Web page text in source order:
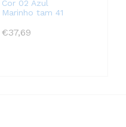
Cor 02 Azul
Marinho tam 41
€37,69